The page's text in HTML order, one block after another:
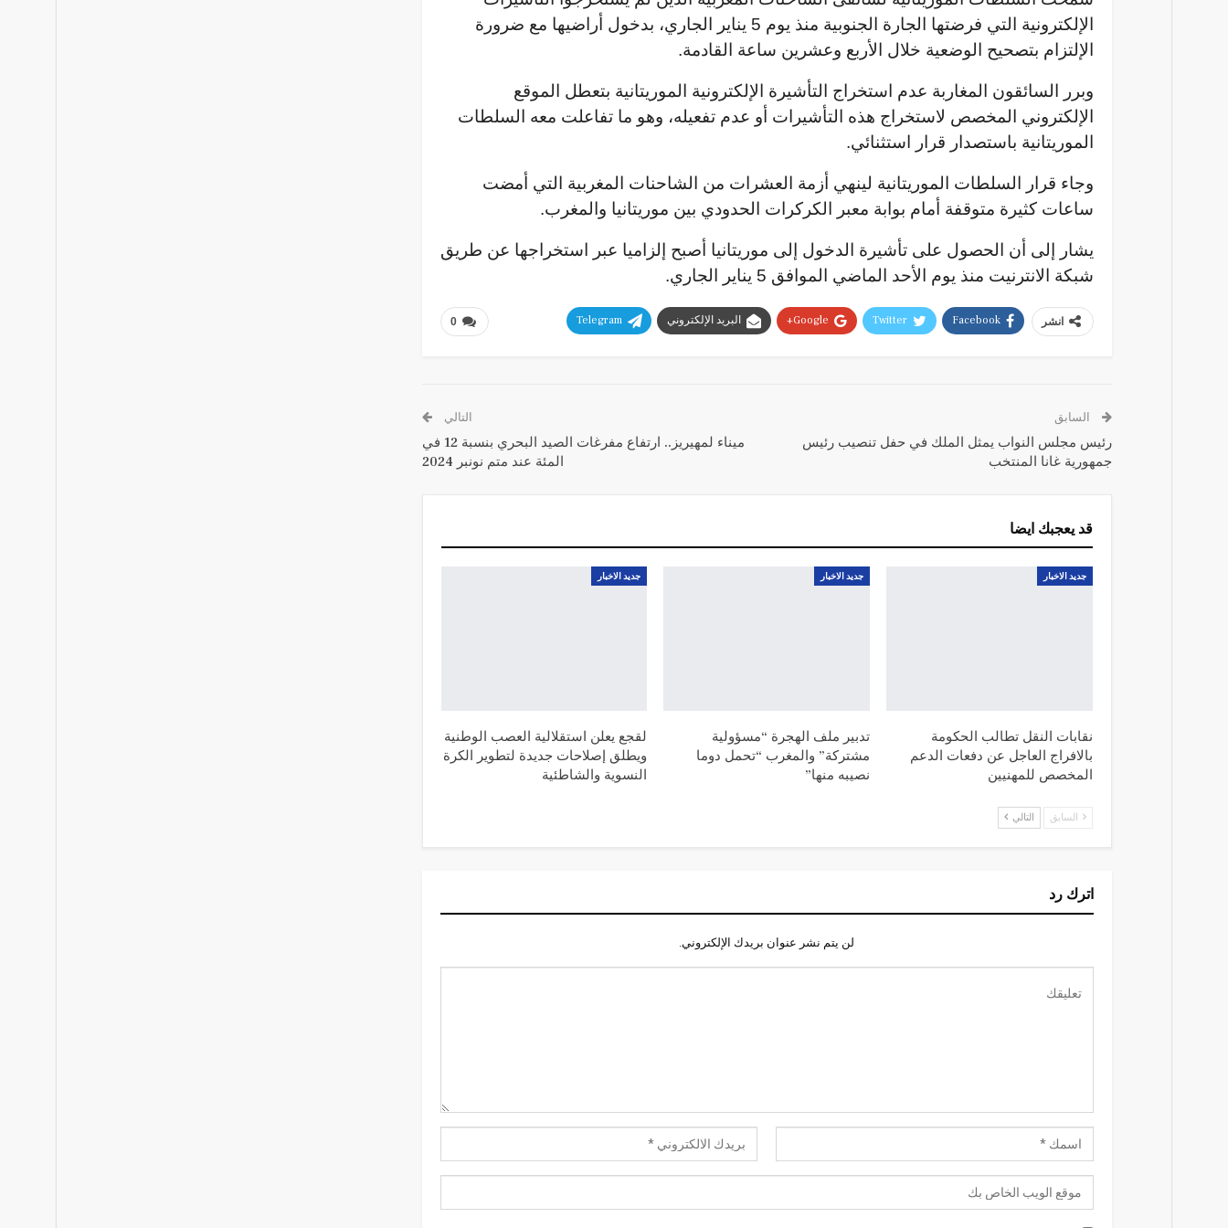
الإلكترونية التي فرضتها الجارة الجنوبية منذ يوم 5 يناير الجاري، بدخول أراضيها مع ضرورة
الإلتزام بتصحيح الوضعية خلال الأربع وعشرين ساعة القادمة.
وبرر السائقون المغاربة عدم استخراج التأشيرة الإلكترونية الموريتانية بتعطل الموقع
الإلكتروني المخصص لاستخراج هذه التأشيرات أو عدم تفعيله، وهو ما تفاعلت معه السلطات
الموريتانية باستصدار قرار استثنائي.
وجاء قرار السلطات الموريتانية لينهي أزمة العشرات من الشاحنات المغربية التي أمضت
ساعات كثيرة متوقفة أمام بوابة معبر الكركرات الحدودي بين موريتانيا والمغرب.
يشار إلى أن الحصول على تأشيرة الدخول إلى موريتانيا أصبح إلزاميا عبر استخراجها عن طريق
شبكة الانترنيت منذ يوم الأحد الماضي الموافق 5 يناير الجاري.
0 انشر Facebook
Twitter
Google+ البريد الإلكتروني Telegram
السابق
رئيس مجلس النواب يمثل الملك في حفل تنصيب رئيس
جمهورية غانا المنتخب
التالي
ميناء لمهيريز.. ارتفاع مفرغات الصيد البحري بنسبة 12 في
المئة عند متم نونبر 2024
قد يعجبك ايضا
جديد الاخبار
نقابات النقل تطالب الحكومة
بالافراج العاجل عن دفعات الدعم
المخصص للمهنيين
جديد الاخبار
تدبير ملف الهجرة “مسؤولية
مشتركة” والمغرب “تحمل دوما
نصيبه منها”
جديد الاخبار
لقجع يعلن استقلالية العصب الوطنية
ويطلق إصلاحات جديدة لتطوير الكرة
النسوية والشاطئية
السابق التالي
اترك رد
لن يتم نشر عنوان بريدك الإلكتروني.